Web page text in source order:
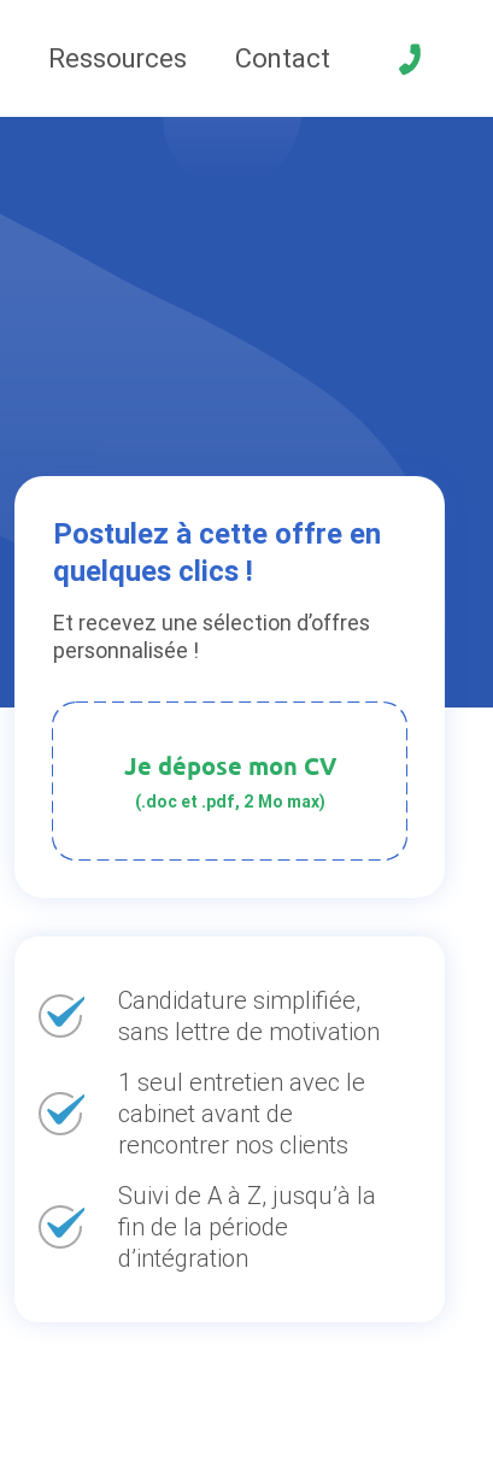
Ressources Contact
Postulez à cette offre en
quelques clics !
Et recevez une sélection d’offres
personnalisée !
Je dépose mon CV
(.doc et .pdf, 2 Mo max)
Candidature simplifiée,
sans lettre de motivation
1 seul entretien avec le
cabinet avant de
rencontrer nos clients
Suivi de A à Z, jusqu’à la
fin de la période
d’intégration